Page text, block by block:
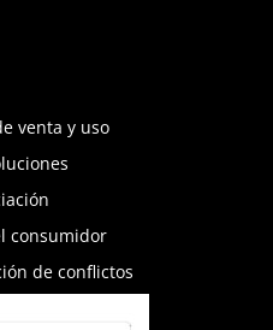
venta y uso
consumidor
de conflictos